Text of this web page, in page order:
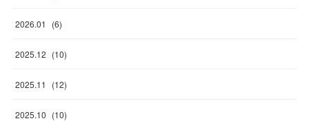
2026.01 (6)
2025.12 (10)
2025.11 (12)
2025.10 (10)